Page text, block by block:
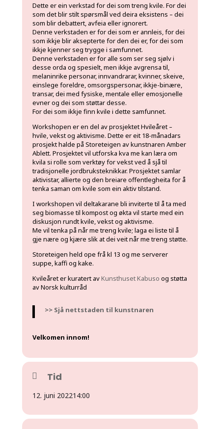
Dette er ein verkstad for dei som treng kvile. For dei
som det blir stilt spørsmål ved deira eksistens – dei
som blir debattert, avfeia eller ignorert.
Denne verkstaden er for dei som er annleis, for dei
som ikkje blir aksepterte for den dei er, for dei som
ikkje kjenner seg trygge i samfunnet.
Denne verkstaden er for alle som ser seg sjølv i
desse orda og spesielt, men ikkje avgrensa til,
melaninrike personar, innvandrarar, kvinner, skeive,
einslege foreldre, omsorgspersonar, ikkje-binære,
transar, dei med fysiske, mentale eller emosjonelle
evner og dei som støttar desse.
For dei som ikkje finn kvile i dette samfunnet.
Workshopen er en del av prosjektet Hvileåret –
hvile, vekst og aktivisme. Dette er eit 18-månadars
prosjekt halde på Storeteigen av kunstnaren Amber
Ablett. Prosjektet vil utforska kva me kan læra om
kvila si rolle som verktøy for vekst ved å sjå til
tradisjonelle jordbruksteknikkar. Prosjektet samlar
aktivistar, allierte og den breiare offentlegheita for å
tenka saman om kvile som ein aktiv tilstand.
I workshopen vil deltakarane bli inviterte til å ta med
seg biomasse til kompost og økta vil starte med ein
diskusjon rundt kvile, vekst og aktivisme.
Me vil tenka på når me treng kvile; laga ei liste til å
gje nære og kjære slik at dei veit når me treng støtte.
Storeteigen held ope frå kl 13 og me serverer
suppe, kaffi og kake.
Kvileåret er kuratert avKunsthuset Kabuso og støtta
av Norsk kulturråd
>> Sjå nettstaden til kunstnaren
Velkomen innom!
Tid
12. juni 202214:00